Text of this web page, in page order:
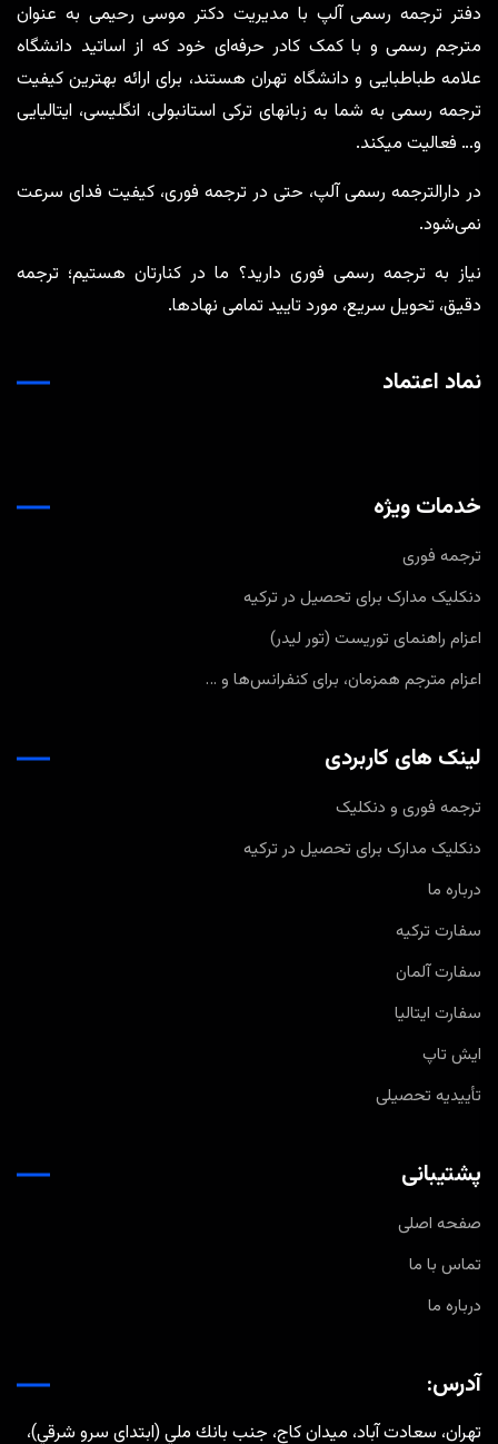
دفتر ترجمه رسمی آلپ با مدیریت دکتر موسی رحیمی به عنوان
مترجم رسمی و با کمک کادر حرفه‌ای خود که از اساتید دانشگاه
علامه طباطبایی و دانشگاه تهران هستند، برای ارائه بهترین کیفیت
ترجمه رسمی به شما به زبانهای ترکی استانبولی، انگلیسی، ایتالیایی
و… فعالیت میکند.
در دارالترجمه رسمی آلپ، حتی در ترجمه‌ فوری، کیفیت فدای سرعت
نمی‌شود.
نیاز به ترجمه رسمی فوری دارید؟ ما در کنارتان هستیم؛ ترجمه
دقیق، تحویل سریع، مورد تایید تمامی نهادها.
نماد اعتماد
خدمات ویژه
ترجمه فوری
دنکلیک مدارک برای تحصیل در ترکیه
اعزام راهنمای توریست (تور لیدر)
اعزام مترجم همزمان، برای کنفرانس‌ها و …
لینک های کاربردی
ترجمه فوری و دنکلیک
دنکلیک مدارک برای تحصیل در ترکیه
درباره ما
سفارت ترکیه
سفارت آلمان
سفارت ایتالیا
ایش تاپ
تأییدیه تحصیلی
پشتیبانی
صفحه اصلی
تماس با ما
درباره ما
آدرس:
تهران، سعادت آباد، ميدان كاج، جنب بانك ملي (ابتدای سرو شرقي)،